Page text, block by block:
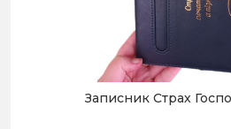
Записник Страх